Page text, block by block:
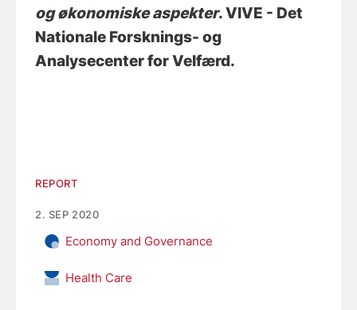
og økonomiske aspekter. VIVE - Det
Nationale Forsknings- og
Analysecenter for Velfærd.
REPORT
2. SEP 2020
Economy and Governance
Health Care